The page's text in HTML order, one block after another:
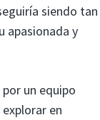
siendo tan
apasionada y
un equipo
en